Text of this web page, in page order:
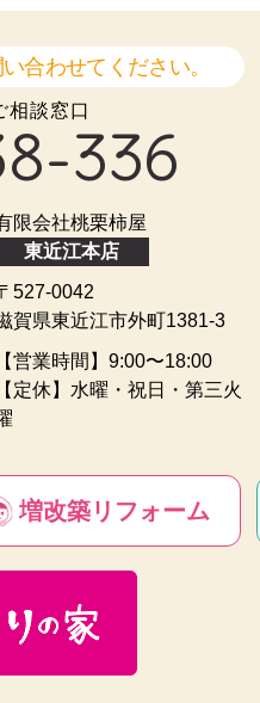
合わせてください。
相談窓口
336
限会社桃栗柿屋
東近江本店
527-0042
賀県東近江市外町1381-3
【営業時間】9:00〜18:00
【定休】水曜・祝日・第三火
増改築リフォーム